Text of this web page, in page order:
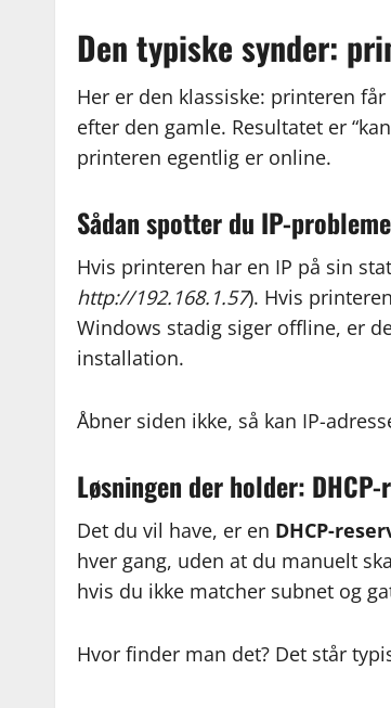
Den typiske synder:
Her er den klassiske: printeren
efter den gamle. Resultatet er
printeren egentlig er online.
Sådan spotter du IP-
Hvis printeren har en IP på sin
http://192.168.1.57). Hvis
Windows stadig siger offline, er
installation.
Åbner siden ikke, så kan IP-
Løsningen der holder:
Det du vil have, er en DHCP-
hver gang, uden at du manuelt
hvis du ikke matcher subnet og
Hvor finder man det? Det står